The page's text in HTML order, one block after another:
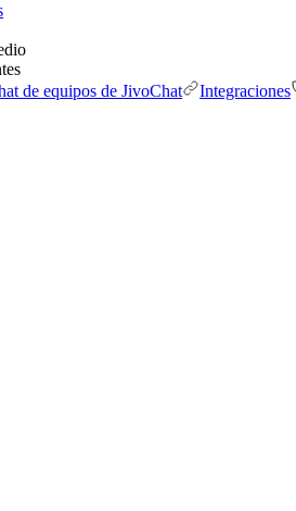
de equipos de JivoChat Integraciones